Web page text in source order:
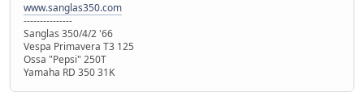
www.sanglas350.com
---------------
Sanglas 350/4/2 '66
Vespa Primavera T3 125
Ossa "Pepsi" 250T
Yamaha RD 350 31K